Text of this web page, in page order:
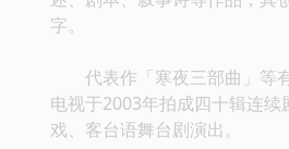
字。
代表作「寒夜三部曲」等
电视于2003年拍成四十辑连续
戏、客台语舞台剧演出。